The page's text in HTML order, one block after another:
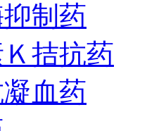
制药
拮抗药
血药